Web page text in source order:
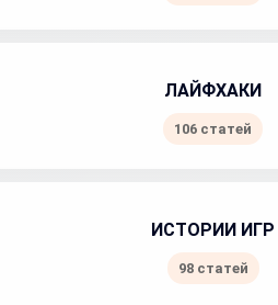
ЛАЙФХАКИ
106 статей
ИСТОРИИ ИГР
98 статей